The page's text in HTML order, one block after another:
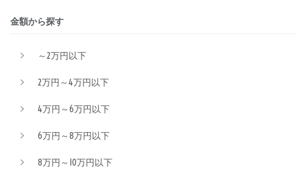
金額から探す
～2万円以下
2万円～4万円以下
4万円～6万円以下
6万円～8万円以下
8万円～10万円以下